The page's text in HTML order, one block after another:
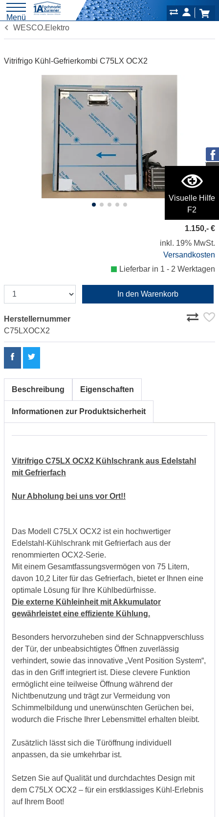
Visuelle Hilfe
F2
Menü
WESCO.Elektro
Vitrifrigo Kühl-Gefrierkombi C75LX OCX2
1.150,- €
inkl. 19% MwSt.
Versandkosten
Lieferbar in 1 - 2 Werktagen
In den Warenkorb
Herstellernummer
C75LXOCX2
Beschreibung Eigenschaften
Informationen zur Produktsicherheit
Vitrifrigo C75LX OCX2 Kühlschrank aus Edelstahl
mit Gefrierfach
Nur Abholung bei uns vor Ort!!
Das Modell C75LX OCX2 ist ein hochwertiger
Edelstahl-Kühlschrank mit Gefrierfach aus der
renommierten OCX2-Serie.
Mit einem Gesamtfassungsvermögen von 75 Litern,
davon 10,2 Liter für das Gefrierfach, bietet er Ihnen eine
optimale Lösung für Ihre Kühlbedürfnisse.
Die externe Kühleinheit mit Akkumulator
gewährleistet eine effiziente Kühlung.
Besonders hervorzuheben sind der Schnappverschluss
der Tür, der unbeabsichtigtes Öffnen zuverlässig
verhindert, sowie das innovative „Vent Position System“,
das in den Griff integriert ist. Diese clevere Funktion
ermöglicht eine teilweise Öffnung während der
Nichtbenutzung und trägt zur Vermeidung von
Schimmelbildung und unerwünschten Gerüchen bei,
wodurch die Frische Ihrer Lebensmittel erhalten bleibt.
Zusätzlich lässt sich die Türöffnung individuell
anpassen, da sie umkehrbar ist.
Setzen Sie auf Qualität und durchdachtes Design mit
dem C75LX OCX2 – für ein erstklassiges Kühl-Erlebnis
auf Ihrem Boot!